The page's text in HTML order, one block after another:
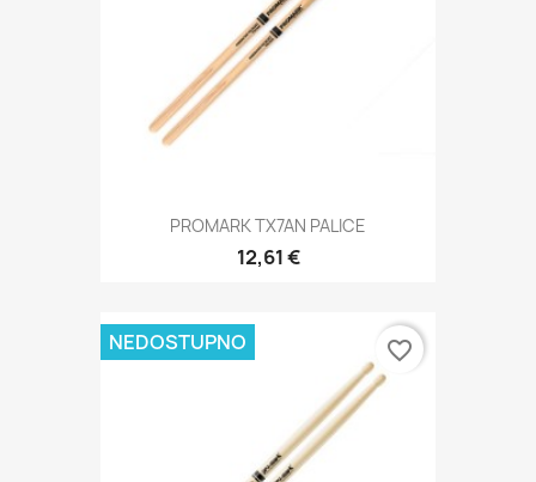
PROMARK TX7AN PALICE
12,61 €
NEDOSTUPNO favorite_border